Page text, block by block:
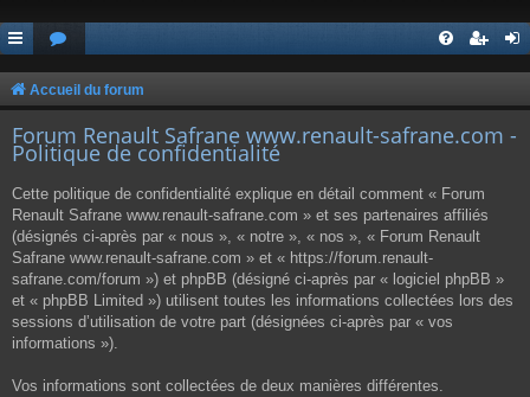
Accueil du forum
Forum Renault Safrane www.renault-safrane.com -
Politique de confidentialité
Cette politique de confidentialité explique en détail comment « Forum
Renault Safrane www.renault-safrane.com » et ses partenaires affiliés
(désignés ci-après par « nous », « notre », « nos », « Forum Renault
Safrane www.renault-safrane.com » et « https://forum.renault-
safrane.com/forum ») et phpBB (désigné ci-après par « logiciel phpBB »
et « phpBB Limited ») utilisent toutes les informations collectées lors des
sessions d’utilisation de votre part (désignées ci-après par « vos
informations »).
Vos informations sont collectées de deux manières différentes.